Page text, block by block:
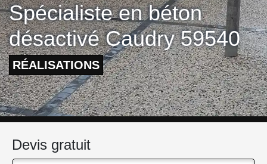
Spécialiste en béton
désactivé Caudry 59540
RÉALISATIONS
Devis gratuit